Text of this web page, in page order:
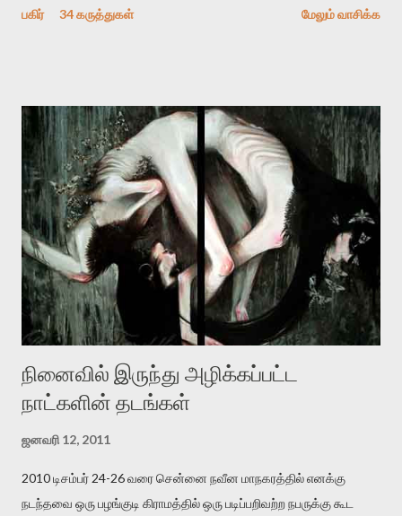
பதிவை படித்த நண்பர்கள் பலரும் அவருக்காக இரக்கப்பட்டார்கள்.
தனது இணையதளத்திலே தொடர்ந்து பதிவு செய்கிறார். உயிர்மை
இன்னும் சில வருடங்களுக்கு தனக்கு எதிராக எழுத்தாளர்களை ஏவி
விட்டபடி இருக்கும் என்று ஒரு அச்சத்தை வெளிப்படுத்தியபடி
இருக்கிறார். அவர் கடுமையான பாதுகாப்பின்மை மனநிலையில் உள்ளார்.
உயிர்மை அவரை தாக்க உத்தேசித்தாலும் இல்லை என்றாலும்
ஜெயமோகன் அந்த பிரமையால் தொடர்ந்து அச்சுறுத்தலுக்கு உள்ளாகி
உள்ளார். உங்களை பற்றின இந்த தாக்குதல் கூட இதன் வெளிப்பாடு தான்”.
உண்மையே! ராக்கி படத்தில் குத்துச்சண்டை வீரராக வரும் சில்வெஸ்டர்
ஓரிடத்தில் சொல்வார்: ...
பகிர் 34 கருத்துகள் மேலும் வாசிக்க
நினைவில் இருந்து அழிக்கப்பட்ட
நாட்களின் தடங்கள்
ஜனவரி 12, 2011
2010 டிசம்பர் 24-26 வரை சென்னை நவீன மாநகரத்தில் எனக்கு
நடந்தவை ஒரு பழங்குடி கிராமத்தில் ஒரு படிப்பறிவற்ற நபருக்கு கூட